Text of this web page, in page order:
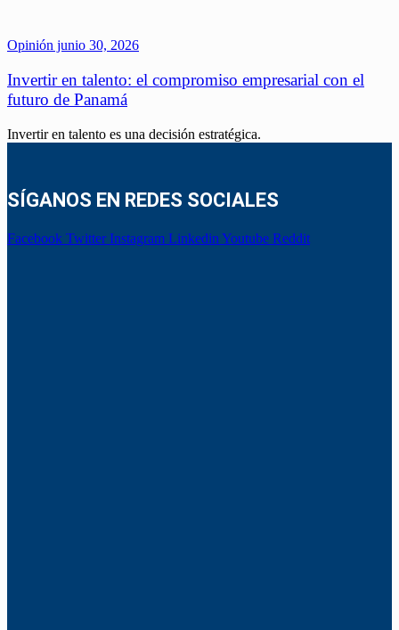
Opinión junio 30, 2026
Invertir en talento: el compromiso empresarial con el
futuro de Panamá
Invertir en talento es una decisión estratégica.
SÍGANOS EN REDES SOCIALES
Facebook Twitter Instagram Linkedin Youtube Reddit